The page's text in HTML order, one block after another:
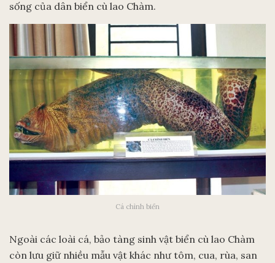
sống của dân biển cù lao Chàm.
Cá chình biển
Ngoài các loài cá, bảo tàng sinh vật biển cù lao Chàm
còn lưu giữ nhiều mẫu vật khác như tôm, cua, rùa, san